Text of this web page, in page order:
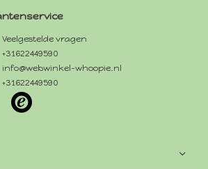
Veelgestelde vragen
+31622449590
info@webwinkel-whoopie.nl
+31622449590